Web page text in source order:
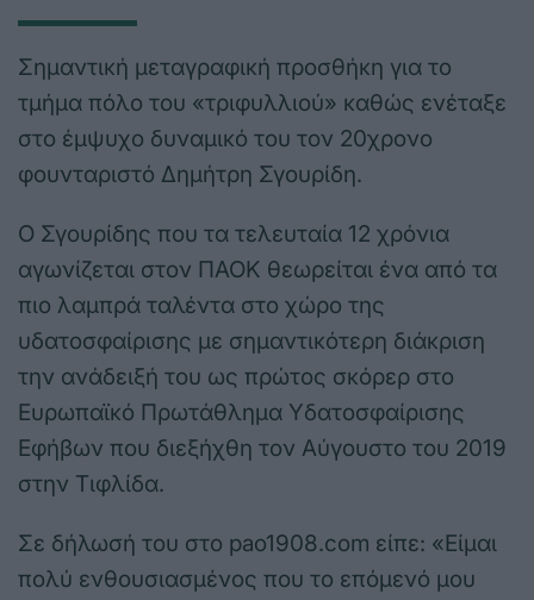
Σημαντική μεταγραφική προσθήκη για το
τμήμα πόλο του «τριφυλλιού» καθώς ενέταξε
στο έμψυχο δυναμικό του τον 20χρονο
φουνταριστό Δημήτρη Σγουρίδη.
Ο Σγουρίδης που τα τελευταία 12 χρόνια
αγωνίζεται στον ΠΑΟΚ θεωρείται ένα από τα
πιο λαμπρά ταλέντα στο χώρο της
υδατοσφαίρισης με σημαντικότερη διάκριση
την ανάδειξή του ως πρώτος σκόρερ στο
Ευρωπαϊκό Πρωτάθλημα Υδατοσφαίρισης
Εφήβων που διεξήχθη τον Αύγουστο του 2019
στην Τιφλίδα.
Σε δήλωσή του στο pao1908.com είπε: «Είμαι
πολύ ενθουσιασμένος που το επόμενό μου